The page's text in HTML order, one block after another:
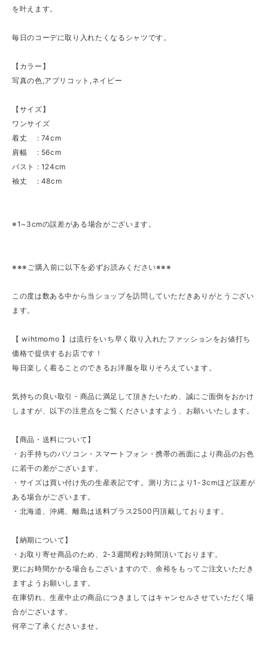
を叶えます。
毎日のコーデに取り入れたくなるシャツです。
【カラー】
写真の色,アプリコット,ネイビー
【サイズ】
ワンサイズ
着丈 : 74cm
肩幅 : 56cm
バスト : 124cm
袖丈 : 48cm
※1~3cmの誤差がある場合がございます。
※※※ご購入前に以下を必ずお読みください※※※
この度は数ある中から当ショップを訪問していただきありがとうござい
ます。
【 wihtmomo 】は流行をいち早く取り入れたファッションをお値打ち
価格で提供するお店です！
毎日楽しく着ることのできるお洋服を取りそろえています。
気持ちの良い取引・商品に満足して頂きたいため、誠にご面倒をおかけ
しますが、以下の注意点をご覧くださいますよう、お願いいたします。
【商品・送料について】
・お手持ちのパソコン・スマートフォン・携帯の画面により商品のお色
に若干の差がございます。
・サイズは買い付け先の生産表記です。測り方により1-3cmほど誤差が
ある場合がございます。
・北海道、沖縄、離島は送料プラス2500円頂戴しております。
【納期について】
・お取り寄せ商品のため、2-3週間程お時間頂いております。
更にお時間かかる場合もございますので、余裕をもってご注文いただき
ますようお願いします。
在庫切れ、生産中止の商品につきましてはキャンセルさせていただく場
合がございます。
何卒ご了承くださいませ。